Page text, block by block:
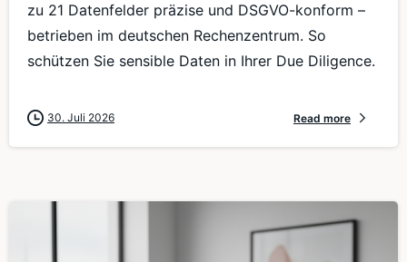
zu 21 Datenfelder präzise und DSGVO-konform –
betrieben im deutschen Rechenzentrum. So
schützen Sie sensible Daten in Ihrer Due Diligence.
30. Juli 2026 Read more